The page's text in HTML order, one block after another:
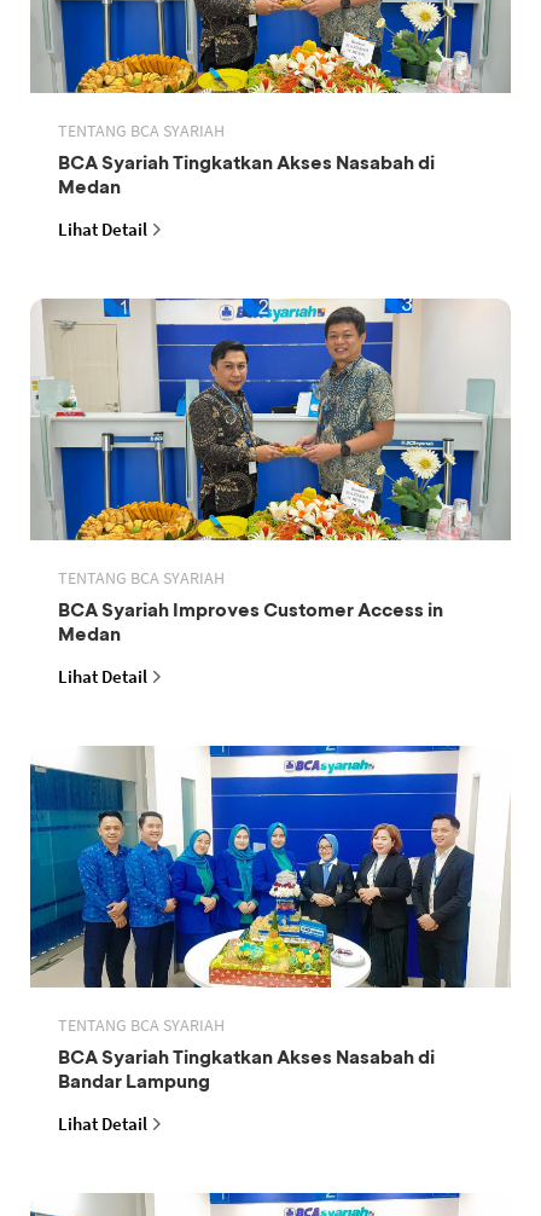
TENTANG BCA SYARIAH
BCA Syariah Tingkatkan Akses Nasabah di
Medan
Lihat Detail
TENTANG BCA SYARIAH
BCA Syariah Improves Customer Access in
Medan
Lihat Detail
TENTANG BCA SYARIAH
BCA Syariah Tingkatkan Akses Nasabah di
Bandar Lampung
Lihat Detail